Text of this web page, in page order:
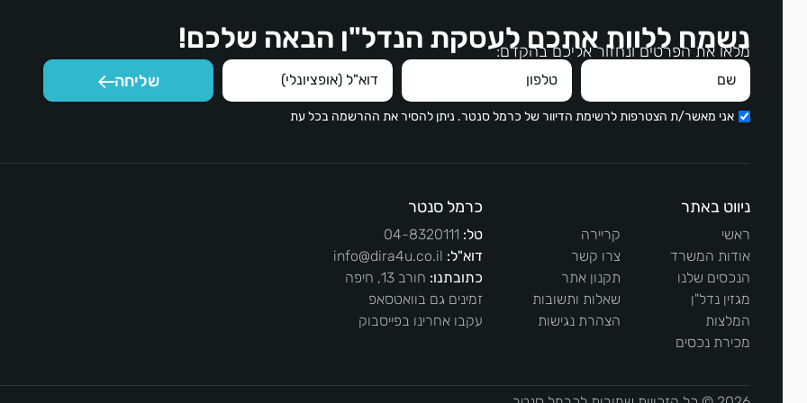
נשמח ללוות אתכם לעסקת הנדל"ן הבאה שלכם!
מלאו את הפרטים ונחזור אליכם בהקדם:
אני מאשר/ת הצטרפות לרשימת הדיוור של כרמל סנטר. ניתן להסיר את ההרשמה בכל עת
שליחה
ניווט באתר
ראשי
אודות המשרד
הנכסים שלנו
מגזין נדל"ן
המלצות
מכירת נכסים
קריירה
צרו קשר
תקנון אתר
שאלות ותשובות
הצהרת נגישות
כרמל סנטר
טל: 04-8320111
דוא"ל: info@dira4u.co.il
כתובתנו: חורב 13, חיפה
זמינים גם בוואטסאפ
עקבו אחרינו בפייסבוק